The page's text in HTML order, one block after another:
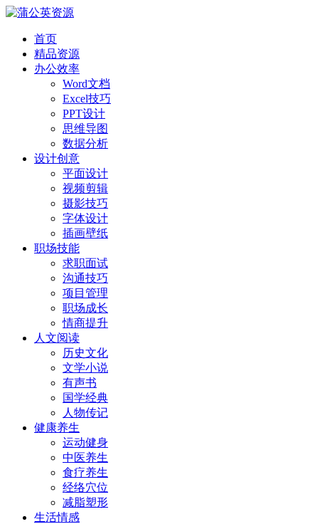
首页
精品资源
办公效率
Word文档
Excel技巧
PPT设计
思维导图
数据分析
设计创意
平面设计
视频剪辑
摄影技巧
字体设计
插画壁纸
职场技能
求职面试
沟通技巧
项目管理
职场成长
情商提升
人文阅读
历史文化
文学小说
有声书
国学经典
人物传记
健康养生
运动健身
中医养生
食疗养生
经络穴位
减脂塑形
生活情感